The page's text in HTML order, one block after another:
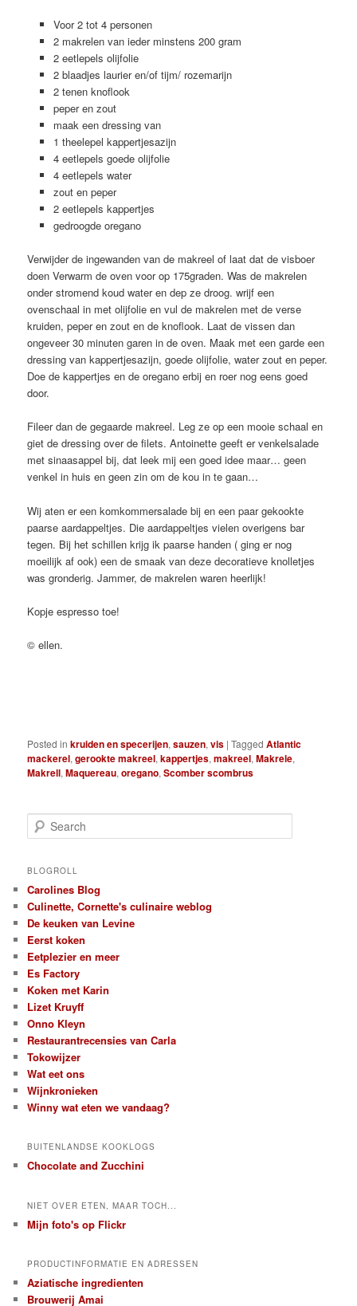
Voor 2 tot 4 personen
2 makrelen van ieder minstens 200 gram
2 eetlepels olijfolie
2 blaadjes laurier en/of tijm/ rozemarijn
2 tenen knoflook
peper en zout
maak een dressing van
1 theelepel kappertjesazijn
4 eetlepels goede olijfolie
4 eetlepels water
zout en peper
2 eetlepels kappertjes
gedroogde oregano
Verwijder de ingewanden van de makreel of laat dat de visboer
doen Verwarm de oven voor op 175graden. Was de makrelen
onder stromend koud water en dep ze droog. wrijf een
ovenschaal in met olijfolie en vul de makrelen met de verse
kruiden, peper en zout en de knoflook. Laat de vissen dan
ongeveer 30 minuten garen in de oven. Maak met een garde een
dressing van kappertjesazijn, goede olijfolie, water zout en peper.
Doe de kappertjes en de oregano erbij en roer nog eens goed
door.
Fileer dan de gegaarde makreel. Leg ze op een mooie schaal en
giet de dressing over de filets. Antoinette geeft er venkelsalade
met sinaasappel bij, dat leek mij een goed idee maar… geen
venkel in huis en geen zin om de kou in te gaan…
Wij aten er een komkommersalade bij en een paar gekookte
paarse aardappeltjes. Die aardappeltjes vielen overigens bar
tegen. Bij het schillen krijg ik paarse handen ( ging er nog
moeilijk af ook) een de smaak van deze decoratieve knolletjes
was gronderig. Jammer, de makrelen waren heerlijk!
Kopje espresso toe!
© ellen.
Posted in kruiden en specerijen,sauzen,vis |Tagged Atlantic
mackerel,gerookte makreel,kappertjes,makreel,Makrele,
Makrell,Maquereau,oregano,Scomber scombrus
e
r
h
BLOGROLL
Carolines Blog
Culinette, Cornette's culinaire weblog
De keuken van Levine
Eerst koken
Eetplezier en meer
Es Factory
Koken met Karin
Lizet Kruyff
Onno Kleyn
Restaurantrecensies van Carla
Tokowijzer
Wat eet ons
Wijnkronieken
Winny wat eten we vandaag?
BUITENLANDSE KOOKLOGS
Chocolate and Zucchini
NIET OVER ETEN, MAAR TOCH...
Mijn foto's op Flickr
PRODUCTINFORMATIE EN ADRESSEN
Aziatische ingredienten
Brouwerij Amai